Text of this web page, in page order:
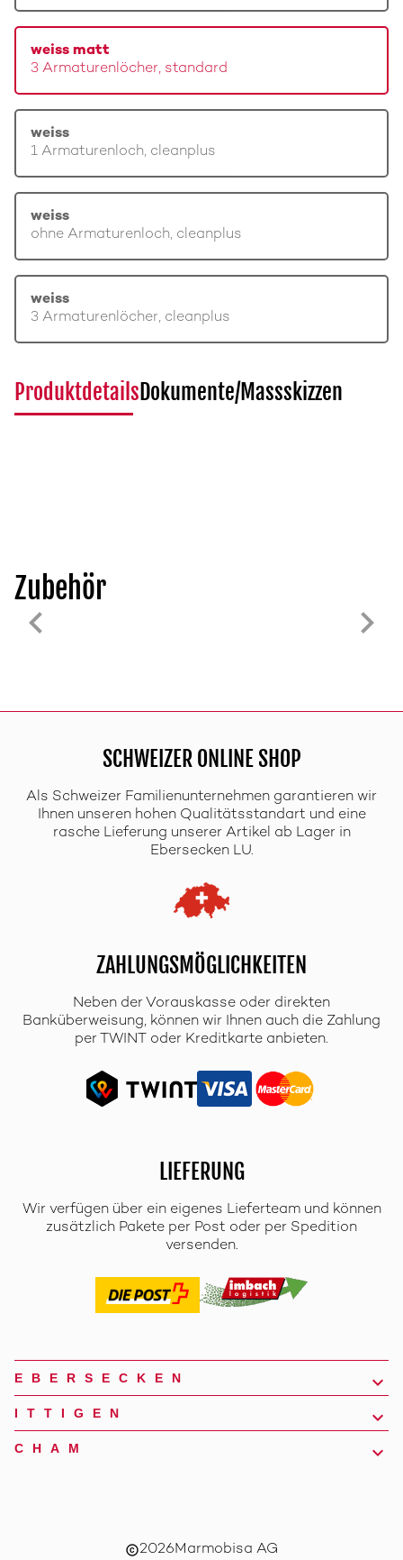
weiss matt
3 Armaturenlöcher, standard
weiss
1 Armaturenloch, cleanplus
weiss
ohne Armaturenloch, cleanplus
weiss
3 Armaturenlöcher, cleanplus
ProduktdetailsDokumente/Massskizzen
Zubehör
SCHWEIZER ONLINE SHOP
Als Schweizer Familienunternehmen garantieren wir
Ihnen unseren hohen Qualitätsstandart und eine
rasche Lieferung unserer Artikel ab Lager in
Ebersecken LU.
ZAHLUNGSMÖGLICHKEITEN
Neben der Vorauskasse oder direkten
Banküberweisung, können wir Ihnen auch die Zahlung
per TWINT oder Kreditkarte anbieten.
LIEFERUNG
Wir verfügen über ein eigenes Lieferteam und können
zusätzlich Pakete per Post oder per Spedition
versenden.
EBERSECKEN
ITTIGEN
CHAM
copyright2026Marmobisa AG